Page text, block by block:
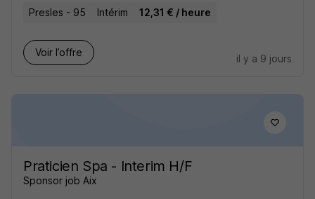
Presles - 95 Intérim 12,31 € / heure
Voir l’offre
il y a 9 jours
Praticien Spa - Interim H/F
Sponsor job Aix